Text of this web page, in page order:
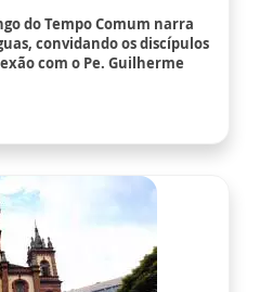
do Tempo Comum narra
convidando os discípulos
com o Pe. Guilherme